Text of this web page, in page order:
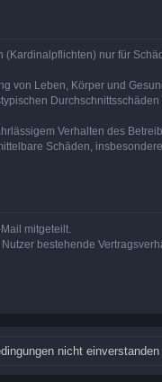
nur für
von Leben, Körper und
Verhalten des
Schäden,
mitgeteilt.
bestehende